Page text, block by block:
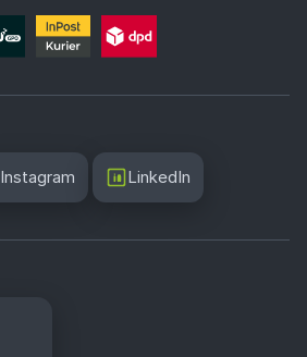
Instagram LinkedIn